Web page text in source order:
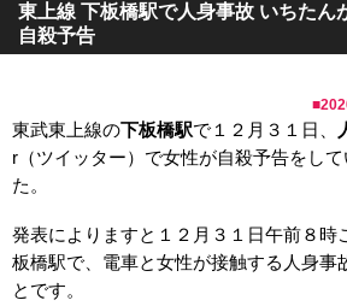
東上線 下板橋駅で人身事故 いちたん
自殺予告
■
東武東上線の下板橋駅で１２月３１日、
r（ツイッター）で女性が自殺予告をし
た。
発表によりますと１２月３１日午前８時
板橋駅で、電車と女性が接触する人身事
とです。